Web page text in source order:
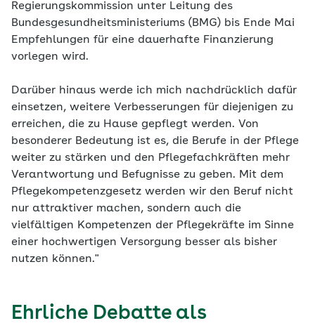
Regierungskommission unter Leitung des
Bundesgesundheitsministeriums (BMG) bis Ende Mai
Empfehlungen für eine dauerhafte Finanzierung
vorlegen wird.
Darüber hinaus werde ich mich nachdrücklich dafür
einsetzen, weitere Verbesserungen für diejenigen zu
erreichen, die zu Hause gepflegt werden. Von
besonderer Bedeutung ist es, die Berufe in der Pflege
weiter zu stärken und den Pflegefachkräften mehr
Verantwortung und Befugnisse zu geben. Mit dem
Pflegekompetenzgesetz werden wir den Beruf nicht
nur attraktiver machen, sondern auch die
vielfältigen Kompetenzen der Pflegekräfte im Sinne
einer hochwertigen Versorgung besser als bisher
nutzen können."
Ehrliche Debatte als